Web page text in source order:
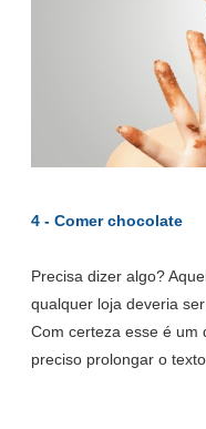
4 - Comer chocolate
Precisa dizer algo?
qualquer loja deveria
Com certeza esse é um
preciso prolongar o